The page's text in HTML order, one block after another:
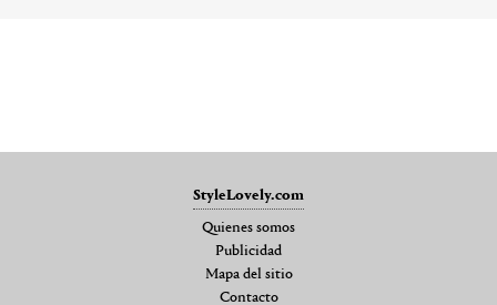
StyleLovely.com
Quienes somos
Publicidad
Mapa del sitio
Contacto